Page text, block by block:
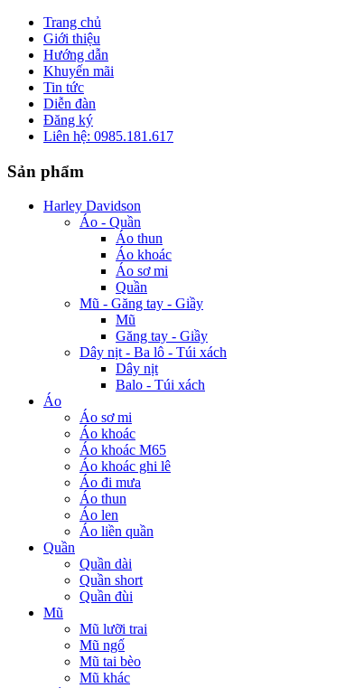
Trang chủ
Giới thiệu
Hướng dẫn
Khuyến mãi
Tin tức
Diễn đàn
Đăng ký
Liên hệ: 0985.181.617
Sản phẩm
Harley Davidson
Áo - Quần
Áo thun
Áo khoác
Áo sơ mi
Quần
Mũ - Găng tay - Giầy
Mũ
Găng tay - Giầy
Dây nịt - Ba lô - Túi xách
Dây nịt
Balo - Túi xách
Áo
Áo sơ mi
Áo khoác
Áo khoác M65
Áo khoác ghi lê
Áo đi mưa
Áo thun
Áo len
Áo liền quần
Quần
Quần dài
Quần short
Quần đùi
Mũ
Mũ lưỡi trai
Mũ ngố
Mũ tai bèo
Mũ khác